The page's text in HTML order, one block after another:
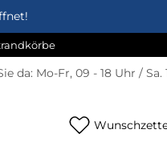
da: Mo-Fr, 09 - 18 Uhr / Sa.